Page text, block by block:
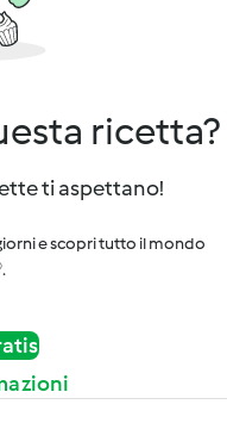
ricetta?
ti aspettano!
e scopri tutto il mondo